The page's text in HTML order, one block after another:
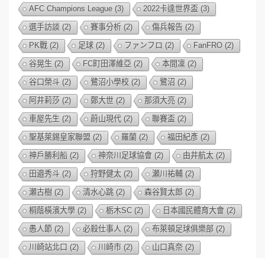
AFC Champions League (3) 2022卡達世界盃 (3)
選手訪談 (2) 賽事分析 (2) 傷兵報告 (2)
PK戰 (2) 足球 (2) ファンフロ (2) FanFRO (2)
谷晃生 (2) FC町田澤維亞 (2) 本間凜 (2)
谷口榮斗 (2) 鷺沼小學校 (2) 鷺沼 (2)
阿井莉莎 (2) 鄭大世 (2) 那須大亮 (2)
車屋先生 (2) 蔚山現代 (2) 聯賽盃 (2)
聖基萊錫皇家聯盟 (2) 羅蘭 (2) 福田紀彥 (2)
神戶勝利船 (2) 神奈川足球協會 (2) 由井航太 (2)
田邉秀斗 (2) 狩野健太 (2) 瀬川祐輔 (2)
瀬古樹 (2) 清水心跳 (2) 森谷賢太郎 (2)
桐蔭橫濱大學 (2) 栃木SC (2) 日本國民體育大會 (2)
愚人節 (2) 必殺仕事人 (2) 布萊頓足球俱樂部 (2)
川崎站北口 (2) 川崎市 (2) 山口真奈 (2)